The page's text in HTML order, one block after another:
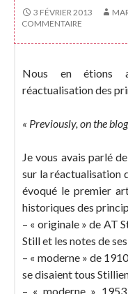
3 FÉVRIER 2013
COMMENTAIRE
Nous en étions
réactualisation des
« Previously, on the
Je vous avais parlé
sur la réactualisation
évoqué le premier
historiques des
– « originale » de AT
Still et les notes de
– « moderne » de
se disaient tous
– « moderne »